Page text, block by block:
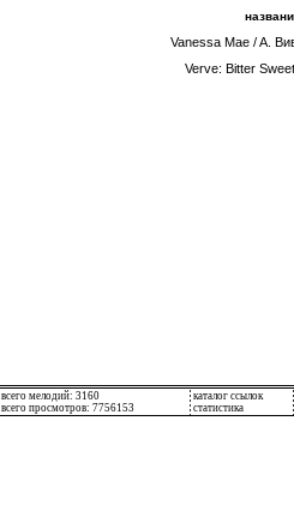
Vanessa Mae / A.
Verve: Bitter
всего мелодий: 3160
всего просмотров: 7756153
каталог ссылок
статистика